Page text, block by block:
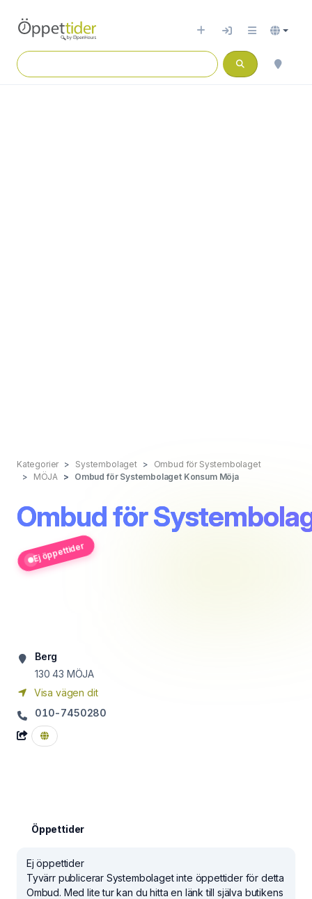
Kategorier Systembolaget
Ombud för Systembolaget
MÖJA
Ombud för Systembolaget Konsum Möja
Ombud för
Ej öppettider
Berg
130 43 MÖJA
Visa vägen dit
010-7450280
Öppettider
Ej öppettider
Tyvärr publicerar Systembolaget inte öppettider för detta
Ombud. Med lite tur kan du hitta en länk till själva butikens